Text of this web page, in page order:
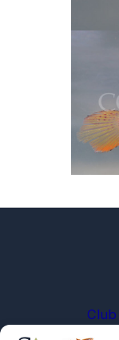
Club